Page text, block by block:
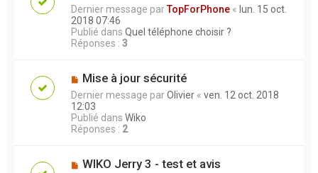
Dernier message parTopForPhone « lun. 15 oct.
2018 07:46
Publié dans Quel téléphone choisir ?
Réponses : 3
Mise à jour sécurité
Dernier message parOlivier « ven. 12 oct. 2018
12:03
Publié dans Wiko
Réponses : 2
WIKO Jerry 3 - test et avis